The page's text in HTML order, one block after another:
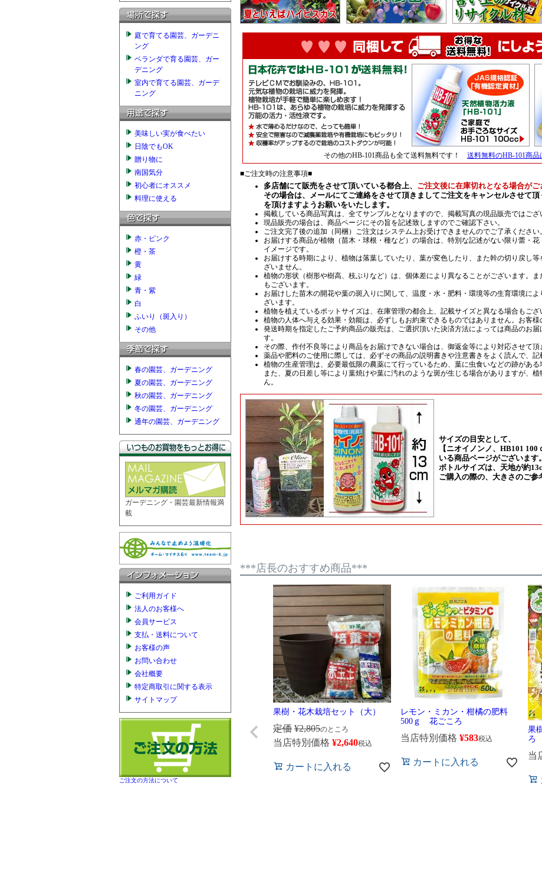
庭で育てる園芸、ガーデニ
ング
ベランダで育る園芸、ガー
デニング
室内で育てる園芸、ガーデ
ニング
美味しい実が食べたい
日陰でもOK
贈り物に
南国気分
初心者にオススメ
料理に使える
赤・ピンク
橙・茶
黄
緑
青・紫
白
ふいり（斑入り）
その他
春の園芸、ガーデニング
夏の園芸、ガーデニング
秋の園芸、ガーデニング
冬の園芸、ガーデニング
通年の園芸、ガーデニング
ガーデニング・園芸最新情報満
載
ご利用ガイド
法人のお客様へ
会員サービス
支払・送料について
お客様の声
お問い合わせ
会社概要
特定商取引に関する表示
サイトマップ
ご注文の方法について
***店長のおすすめ商品***
果樹・花木栽培セット（大）
定価 ¥2,805のところ
当店特別価格 ¥2,640税込
カートに入れる
レモン・ミカン・柑橘の肥料
500ｇ 花ごころ
当店特別価格 ¥583税込
カートに入れる
果
ろ
当